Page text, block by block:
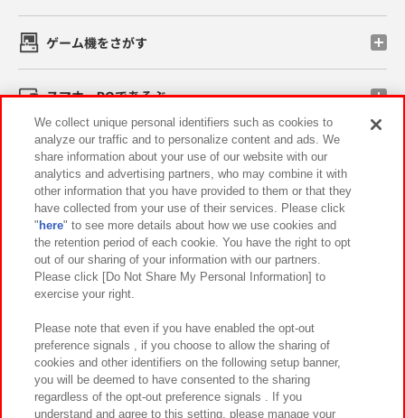
ゲーム機をさがす
スマホ・PCであそぶ
イベント・キャンペーン
関連会社 サステナビリティ サイトポリシー
プライバシーポリシー ウェブアクセシビリティ方針と検証結果
お取引先さまとともに
カスタマーハラスメント対応方針 よくあるご質問・お問い合わせ
We collect unique personal identifiers such as cookies to
analyze our traffic and to personalize content and ads. We
share information about your use of our website with our
analytics and advertising partners, who may combine it with
other information that you have provided to them or that they
have collected from your use of their services. Please click
" here" to see more details about how we use cookies and
the retention period of each cookie. You have the right to opt
out of our sharing of your information with our partners.
Please click [Do Not Share My Personal Information] to
exercise your right.
Please note that even if you have enabled the opt-out
preference signals , if you choose to allow the sharing of
cookies and other identifiers on the following setup banner,
you will be deemed to have consented to the sharing
regardless of the opt-out preference signals . If you
understand and agree to this setting, please manage your